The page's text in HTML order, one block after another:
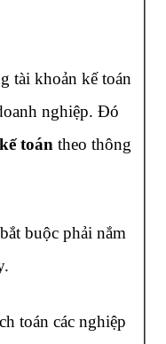
tài khoản kế toán
nghiệp. Đó
toán theo thông
buộc phải nắm
toán các nghiệp